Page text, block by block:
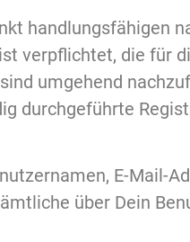
handlungsfähigen
verpflichtet, die für
umgehend
durchgeführte
E-Mail-
über Dein